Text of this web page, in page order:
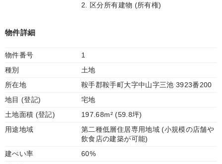
2. 区分所有建物 (所有権)
物件詳細
物件番号
1
種別
土地
所在地
鞍手郡鞍手町大字中山字三池 3923番200
地目 (登記)
宅地
土地面積 (登記)
197.68m² (59.8坪)
用途地域
第二種低層住居専用地域 (小規模の店舗や
飲食店の建築が可能)
建ぺい率
60%